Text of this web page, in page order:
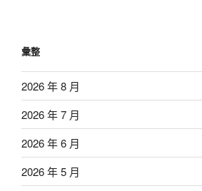
彙整
2026 年 8 月
2026 年 7 月
2026 年 6 月
2026 年 5 月